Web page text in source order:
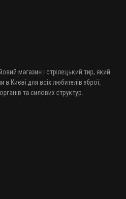
магазин і стрілецький тир, який
в Києві для всіх любителів зброї,
та силових структур.